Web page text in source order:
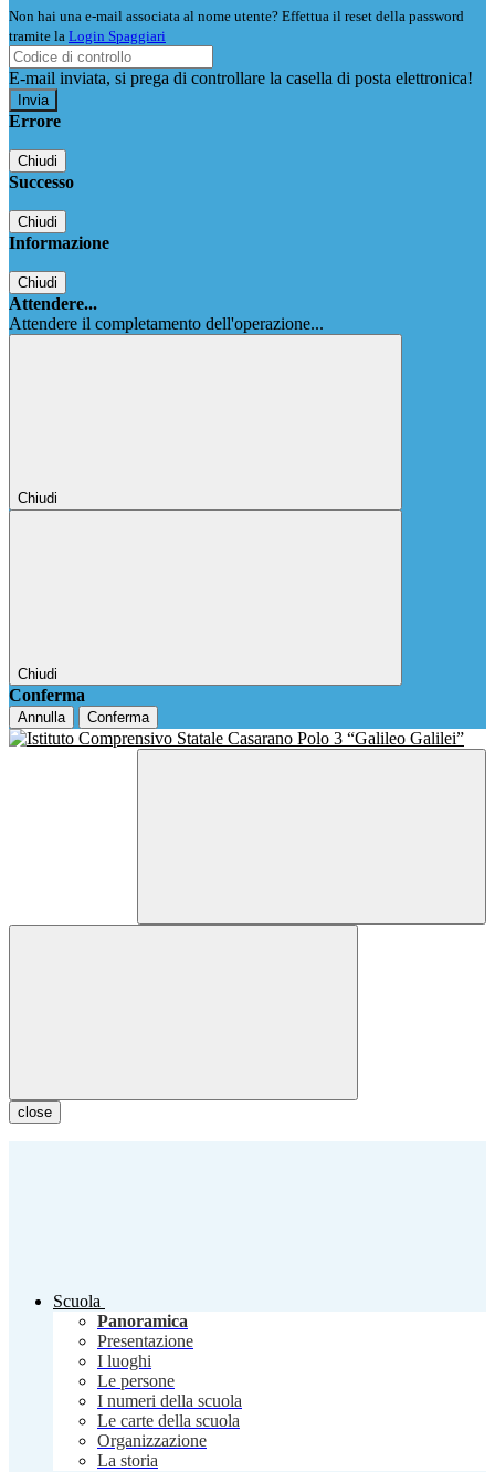
Non hai una e-mail associata al nome utente? Effettua il reset della password
tramite la Login Spaggiari
E-mail inviata, si prega di controllare la casella di posta elettronica!
Errore
Chiudi
Successo
Chiudi
Informazione
Chiudi
Attendere...
Attendere il completamento dell'operazione...
Chiudi
Chiudi
Conferma
Annulla Conferma
close
Scuola
Panoramica
Presentazione
I luoghi
Le persone
I numeri della scuola
Le carte della scuola
Organizzazione
La storia